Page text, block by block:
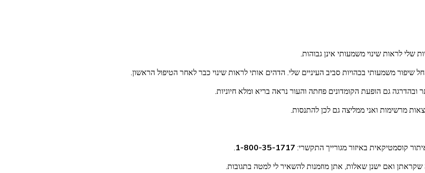
שלי לראות שינוי משמעותי אינן גבוהות.
שיפור משמעותי בכהויות סביב העיניים שלי. הדהים אותי לראות שינוי כבר לאחר הטיפול הראשון.
ובהדרגה גם הופעת הקומדונים פחתה והעור נראה בריא ומלא חיוניות.
מרשימות ואני ממליצה גם לכן להתנסות.
קוסמטיקאית באיזור מגורייך התקשרי: 1-800-35-1717
.
שקראתן ואם ישנן שאלות, אתן מוזמנות להשאיר לי למטה בתגובות.